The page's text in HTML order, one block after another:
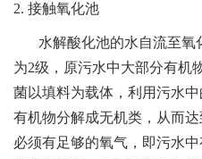
2. 接触氧化池
水解酸化池的水自流至氧
为2级，原污水中大部分有机
菌以填料为载体，利用污水
有机物分解成无机类，从而
必须有足够的氧气，即污水